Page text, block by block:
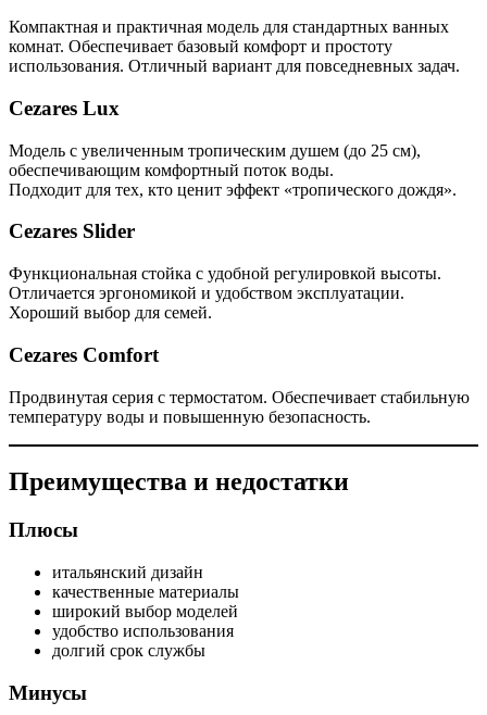
Компактная и практичная модель для стандартных ванных
комнат. Обеспечивает базовый комфорт и простоту
использования. Отличный вариант для повседневных задач.
Cezares Lux
Модель с увеличенным тропическим душем (до 25 см),
обеспечивающим комфортный поток воды.
Подходит для тех, кто ценит эффект «тропического дождя».
Cezares Slider
Функциональная стойка с удобной регулировкой высоты.
Отличается эргономикой и удобством эксплуатации.
Хороший выбор для семей.
Cezares Comfort
Продвинутая серия с термостатом. Обеспечивает стабильную
температуру воды и повышенную безопасность.
Преимущества и недостатки
Плюсы
итальянский дизайн
качественные материалы
широкий выбор моделей
удобство использования
долгий срок службы
Минусы